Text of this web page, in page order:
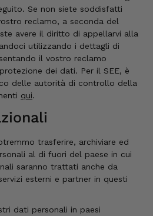
Se non siete soddisfatti
reclamo, a seconda del
avere il diritto di appellarvi alla
utilizzando i dettagli di
il vostro reclamo
dei dati. Per il SEE, è
delle autorità di controllo della
qui.
trasferire, archiviare ed
al di fuori del paese in cui
saranno trattati anche da
esterni e partner in questi
dati personali in paesi